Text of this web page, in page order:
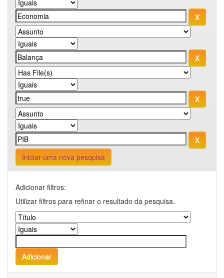
Iniciar uma nova pesquisa
Adicionar filtros:
Utilizar filtros para refinar o resultado da pesquisa.